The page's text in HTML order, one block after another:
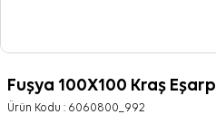
Fuşya 100X100 Kraş Eşarp
Ürün Kodu : 6060800_992